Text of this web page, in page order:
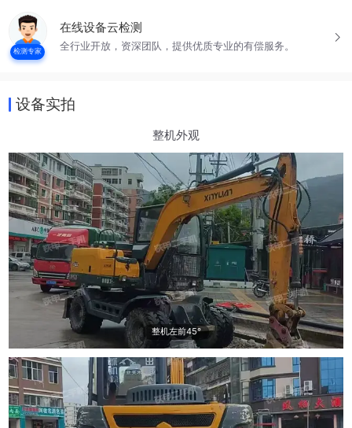
检测专家
在线设备云检测
全行业开放，资深团队，提供优质专业的有偿服务。
设备实拍
整机外观
整机左前45°